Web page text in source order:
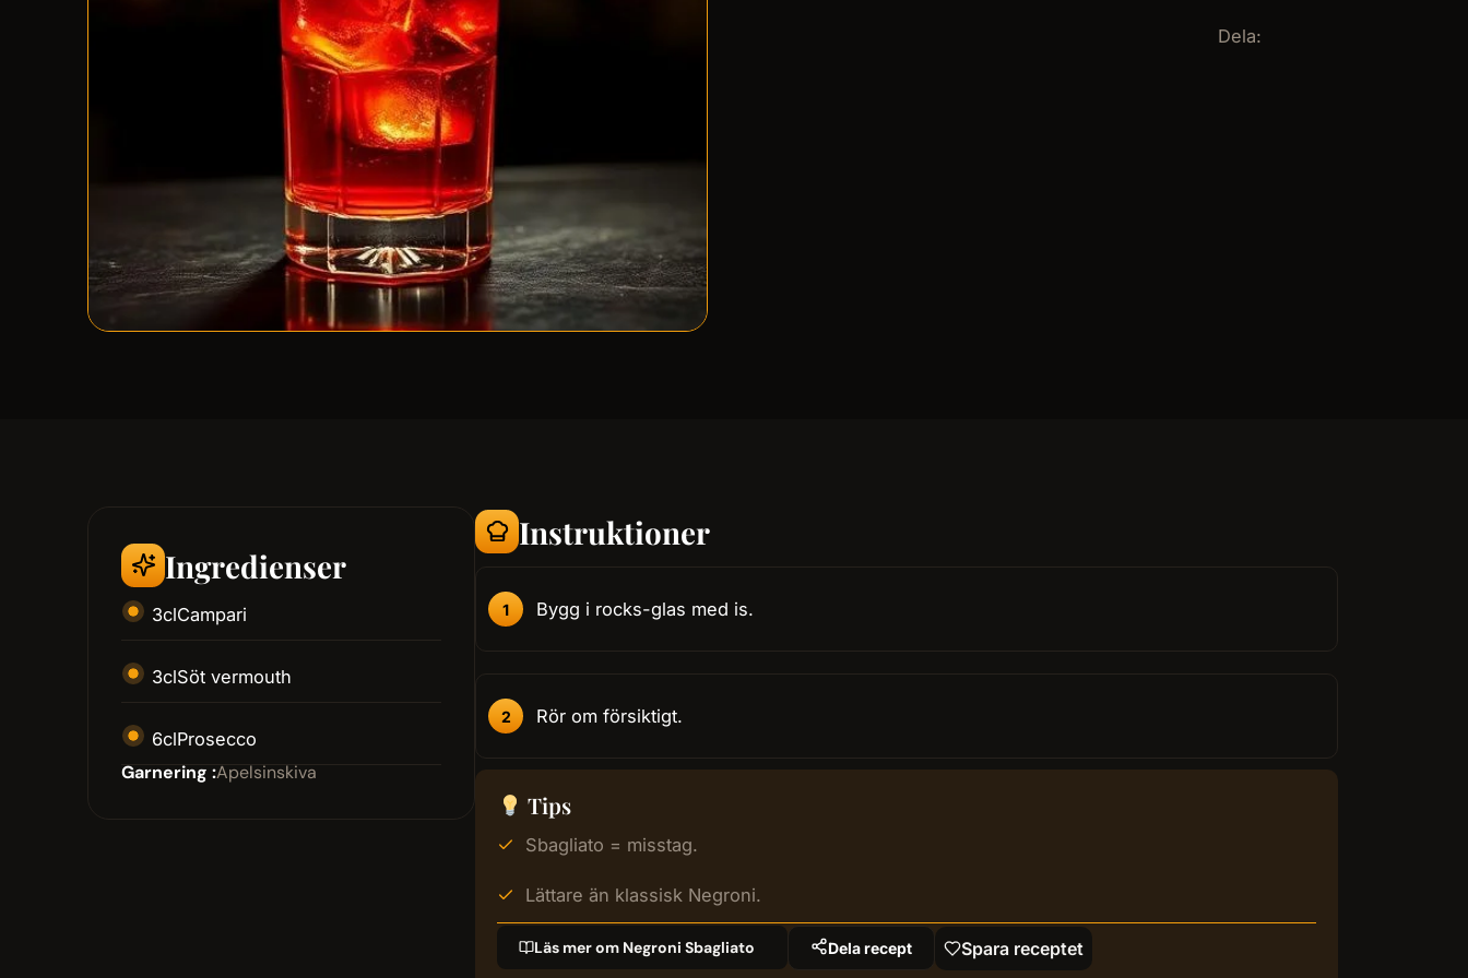
Dela:
Ingredienser
3clCampari
3clSöt vermouth
6clProsecco
Garnering :Apelsinskiva
Instruktioner
Bygg i rocks-glas med is.
Rör om försiktigt.
Tips
Sbagliato = misstag.
Lättare än klassisk Negroni.
Läs mer om Negroni Sbagliato Dela recept Spara receptet